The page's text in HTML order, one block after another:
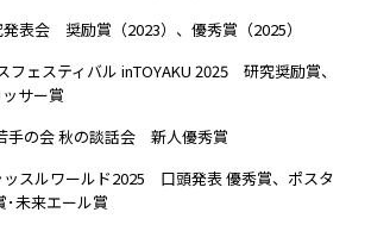
表会 奨励賞（2023）、優秀賞（2025）
フェスティバル inTOYAKU 2025 研究奨励賞、
サー賞
手の会 秋の談話会 新人優秀賞
ッスルワールド2025 口頭発表 優秀賞、ポスタ
･未来エール賞